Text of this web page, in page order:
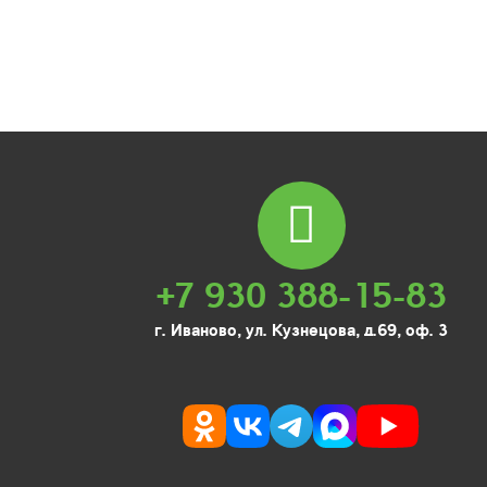
+7 930 388-15-83
г. Иваново, ул. Кузнецова, д.69, оф. 3